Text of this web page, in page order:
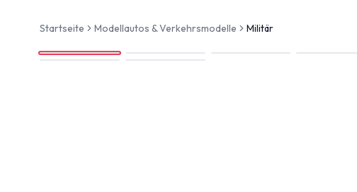
Startseite Modellautos & Verkehrsmodelle Militär